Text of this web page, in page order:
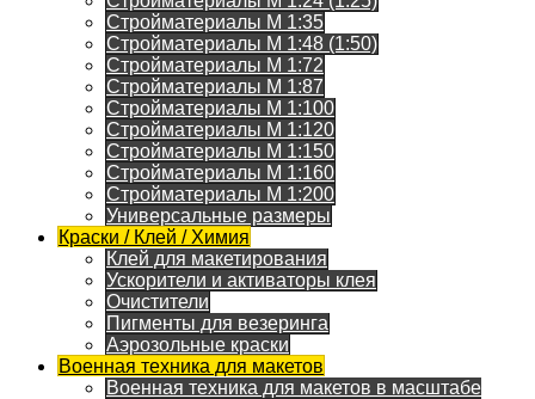
Стройматериалы M 1:35
Стройматериалы M 1:48 (1:50)
Стройматериалы M 1:72
Стройматериалы M 1:87
Стройматериалы M 1:100
Стройматериалы M 1:120
Стройматериалы M 1:150
Стройматериалы M 1:160
Стройматериалы M 1:200
Универсальные размеры
Краски / Клей / Химия
Клей для макетирования
Ускорители и активаторы клея
Очистители
Пигменты для везеринга
Аэрозольные краски
Военная техника для макетов
Военная техника для макетов в масштабе